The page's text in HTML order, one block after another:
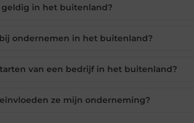
in het buitenland?
ondernemen in het buitenland?
van een bedrijf in het buitenland?
ze mijn onderneming?